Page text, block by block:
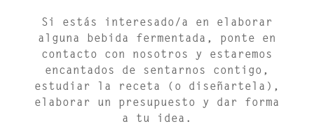
Si estás interesado/a en elaborar
alguna bebida fermentada, ponte en
contacto con nosotros y estaremos
encantados de sentarnos contigo,
estudiar la receta (o diseñartela),
elaborar un presupuesto y dar forma
a tu idea.